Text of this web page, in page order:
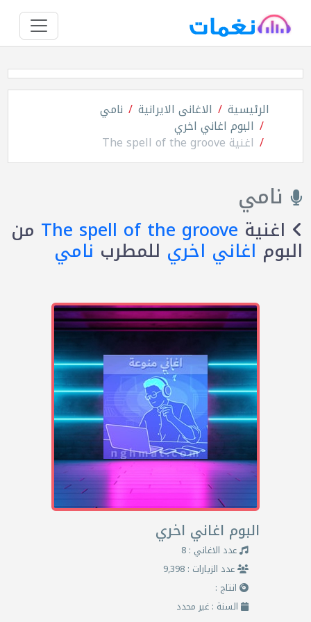
الرئيسية الاغانى الايرانية نامي
البوم اغاني اخري
اغنية The spell of the groove
نامي
اغنية The spell of the groove من
البوم اغاني اخري للمطرب نامي
البوم اغاني اخري
عدد الاغاني : 8
عدد الزيارات : 9,398
انتاج :
السنة : غير محدد